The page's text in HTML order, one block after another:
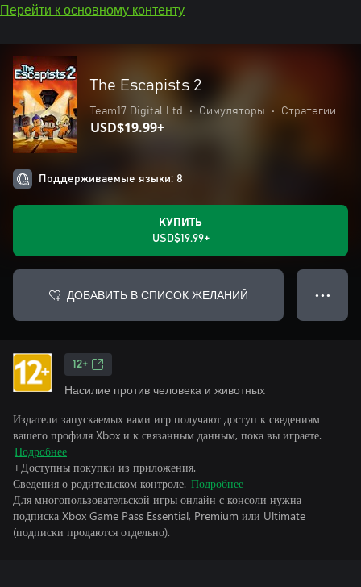
Перейти к основному контенту
The Escapists 2
Team17 Digital Ltd • Симуляторы • Стратегии
USD$19.99+
Поддерживаемые языки: 8
КУПИТЬ
USD$19.99+
ДОБАВИТЬ В СПИСОК ЖЕЛАНИЙ ● ● ●
12+
Насилие против человека и животных
Издатели запускаемых вами игр получают доступ к сведениям
вашего профиля Xbox и к связанным данным, пока вы играете.
Подробнее
+Доступны покупки из приложения.
Сведения о родительском контроле. Подробнее
Для многопользовательской игры онлайн с консоли нужна
подписка Xbox Game Pass Essential, Premium или Ultimate
(подписки продаются отдельно).